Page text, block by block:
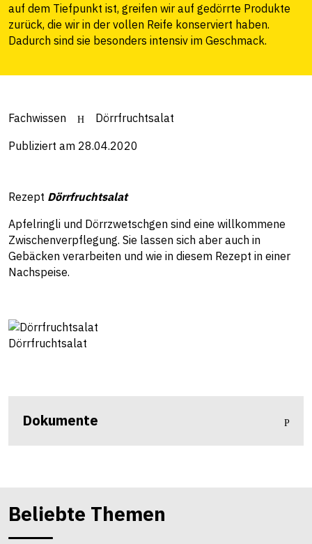
auf dem Tiefpunkt ist, greifen wir auf gedörrte Produkte
zurück, die wir in der vollen Reife konserviert haben.
Dadurch sind sie besonders intensiv im Geschmack.
Fachwissen Dörrfruchtsalat
Publiziert am 28.04.2020
Rezept Dörrfruchtsalat
Apfelringli und Dörrzwetschgen sind eine willkommene
Zwischenverpflegung. Sie lassen sich aber auch in
Gebäcken verarbeiten und wie in diesem Rezept in einer
Nachspeise.
Dörrfruchtsalat
Dokumente
Beliebte Themen